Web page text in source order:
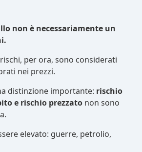
non è necessariamente un
per ora, sono considerati
nei prezzi.
distinzione importante: rischio
e rischio prezzato non sono
elevato: guerre, petrolio,